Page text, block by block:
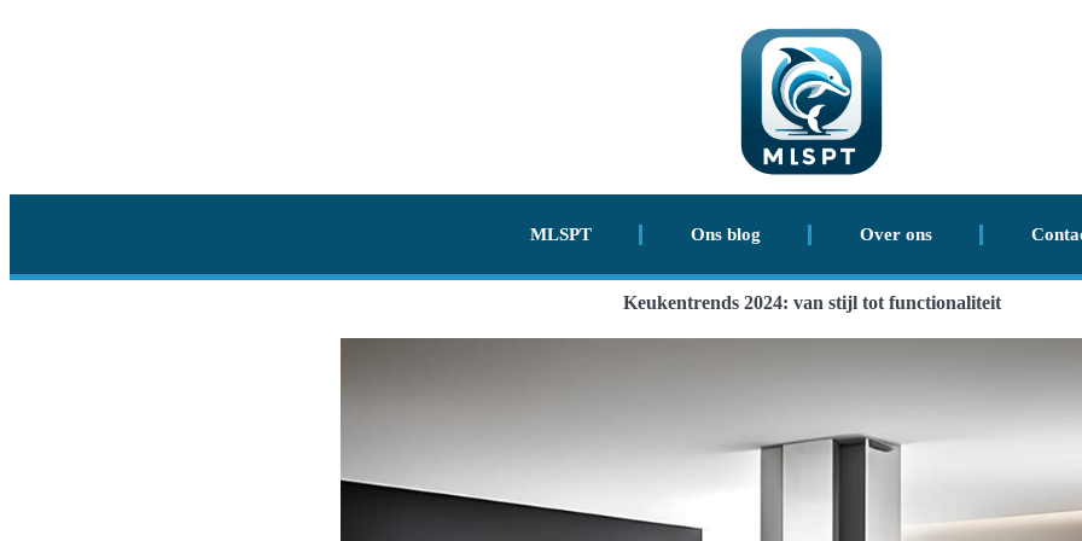
MLSPT Ons blog Over ons
Keukentrends 2024: van stijl tot functionaliteit